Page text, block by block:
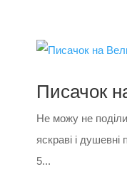
Писачок
Не можу не
яскраві і
5...